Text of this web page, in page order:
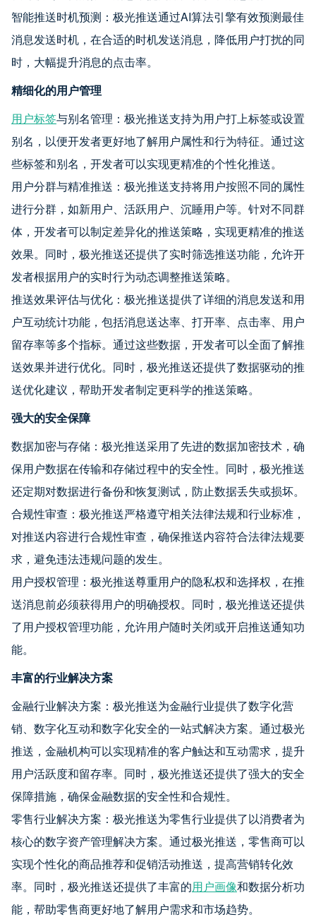
智能推送时机预测：极光推送通过AI算法引擎有效预测最佳
消息发送时机，在合适的时机发送消息，降低用户打扰的同
时，大幅提升消息的点击率。
精细化的用户管理
用户标签与别名管理：极光推送支持为用户打上标签或设置
别名，以便开发者更好地了解用户属性和行为特征。通过这
些标签和别名，开发者可以实现更精准的个性化推送。
用户分群与精准推送：极光推送支持将用户按照不同的属性
进行分群，如新用户、活跃用户、沉睡用户等。针对不同群
体，开发者可以制定差异化的推送策略，实现更精准的推送
效果。同时，极光推送还提供了实时筛选推送功能，允许开
发者根据用户的实时行为动态调整推送策略。
推送效果评估与优化：极光推送提供了详细的消息发送和用
户互动统计功能，包括消息送达率、打开率、点击率、用户
留存率等多个指标。通过这些数据，开发者可以全面了解推
送效果并进行优化。同时，极光推送还提供了数据驱动的推
送优化建议，帮助开发者制定更科学的推送策略。
强大的安全保障
数据加密与存储：极光推送采用了先进的数据加密技术，确
保用户数据在传输和存储过程中的安全性。同时，极光推送
还定期对数据进行备份和恢复测试，防止数据丢失或损坏。
合规性审查：极光推送严格遵守相关法律法规和行业标准，
对推送内容进行合规性审查，确保推送内容符合法律法规要
求，避免违法违规问题的发生。
用户授权管理：极光推送尊重用户的隐私权和选择权，在推
送消息前必须获得用户的明确授权。同时，极光推送还提供
了用户授权管理功能，允许用户随时关闭或开启推送通知功
能。
丰富的行业解决方案
金融行业解决方案：极光推送为金融行业提供了数字化营
销、数字化互动和数字化安全的一站式解决方案。通过极光
推送，金融机构可以实现精准的客户触达和互动需求，提升
用户活跃度和留存率。同时，极光推送还提供了强大的安全
保障措施，确保金融数据的安全性和合规性。
零售行业解决方案：极光推送为零售行业提供了以消费者为
核心的数字资产管理解决方案。通过极光推送，零售商可以
实现个性化的商品推荐和促销活动推送，提高营销转化效
率。同时，极光推送还提供了丰富的用户画像和数据分析功
能，帮助零售商更好地了解用户需求和市场趋势。